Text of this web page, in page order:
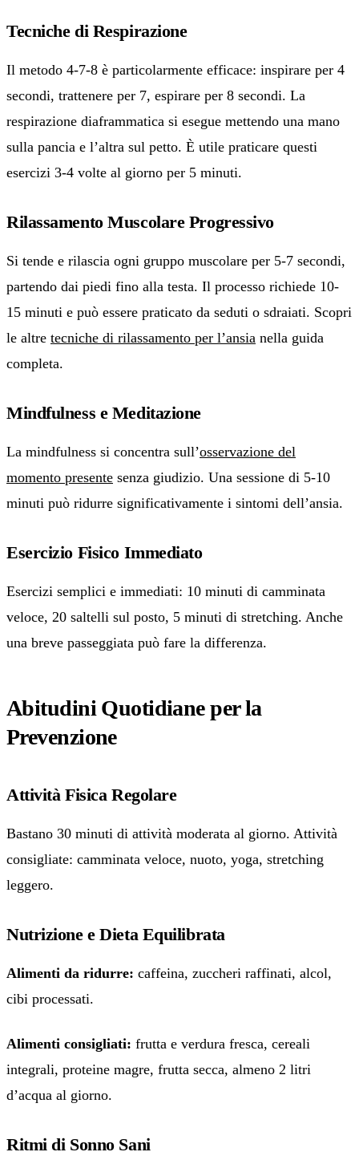
Tecniche di Respirazione
Il metodo 4-7-8 è particolarmente efficace: inspirare per 4
secondi, trattenere per 7, espirare per 8 secondi. La
respirazione diaframmatica si esegue mettendo una mano
sulla pancia e l’altra sul petto. È utile praticare questi
esercizi 3-4 volte al giorno per 5 minuti.
Rilassamento Muscolare Progressivo
Si tende e rilascia ogni gruppo muscolare per 5-7 secondi,
partendo dai piedi fino alla testa. Il processo richiede 10-
15 minuti e può essere praticato da seduti o sdraiati. Scopri
le altre tecniche di rilassamento per l’ansia nella guida
completa.
Mindfulness e Meditazione
La mindfulness si concentra sull’osservazione del
momento presente senza giudizio. Una sessione di 5-10
minuti può ridurre significativamente i sintomi dell’ansia.
Esercizio Fisico Immediato
Esercizi semplici e immediati: 10 minuti di camminata
veloce, 20 saltelli sul posto, 5 minuti di stretching. Anche
una breve passeggiata può fare la differenza.
Abitudini Quotidiane per la
Prevenzione
Attività Fisica Regolare
Bastano 30 minuti di attività moderata al giorno. Attività
consigliate: camminata veloce, nuoto, yoga, stretching
leggero.
Nutrizione e Dieta Equilibrata
Alimenti da ridurre: caffeina, zuccheri raffinati, alcol,
cibi processati.
Alimenti consigliati: frutta e verdura fresca, cereali
integrali, proteine magre, frutta secca, almeno 2 litri
d’acqua al giorno.
Ritmi di Sonno Sani